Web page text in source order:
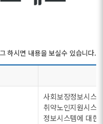
하시면 내용을 보실수 있습니다.
사회보장정보시스
취약노인지원시스
정보시스템에 대한